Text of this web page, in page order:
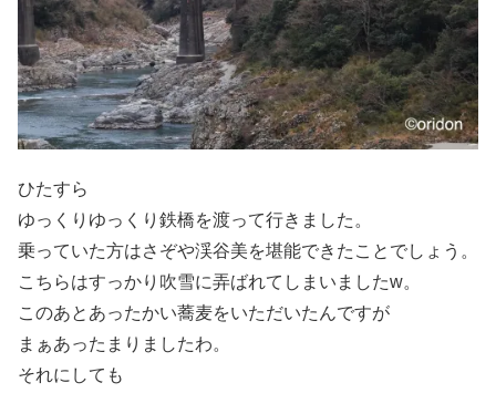
ひたすら
ゆっくりゆっくり鉄橋を渡って行きました。
乗っていた方はさぞや渓谷美を堪能できたことでしょう。
こちらはすっかり吹雪に弄ばれてしまいましたw。
このあとあったかい蕎麦をいただいたんですが
まぁあったまりましたわ。
それにしても